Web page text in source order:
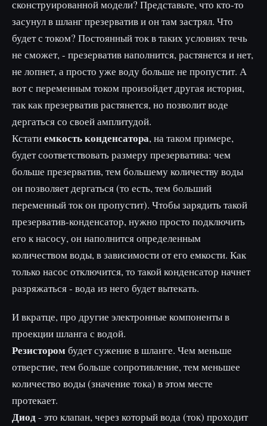
сконструированной модели? Представьте, что кто-то
засунул в шланг презерватив и он там застрял. Что
будет с током? Постоянный ток в таких условиях течь
не сможет, - презерватив наполнится, растянется и нет,
не лопнет, а просто уже воду больше не пропустит. А
вот с переменным током произойдет другая история,
так как презерватив растянется, но позволит воде
дергаться со своей амплитудой.
Кстатиемкость конденсатора, на таком примере,
будет соответствовать размеру презерватива: чем
больше презерватив, тем большему количеству воды
он позволяет дергаться (то есть, тем больший
переменный ток он пропустит). Чтобы зарядить такой
презерватив-конденсатор, нужно просто подключить
его к насосу, он наполнится определенным
количеством воды, в зависимости от его емкости. Как
только насос отключится, то такой конденсатор начнет
разряжаться - вода из него будет вытекать.
И вкратце, про другие электронные компоненты в
проекции шланга с водой.
Резистором будет сужение в шланге. Чем меньше
отверстие, тем больше сопротивление, тем меньшее
количество воды (значение тока) в этом месте
протекает.
Диод- это клапан, через который вода (ток) проходит